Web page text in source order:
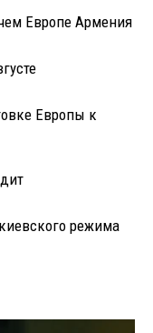
Европе Армения
Европы к
режима